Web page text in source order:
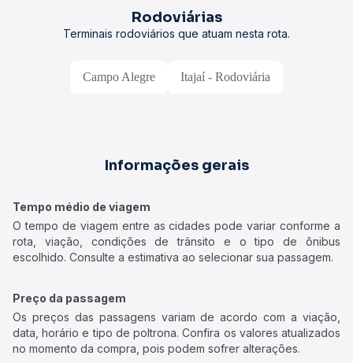
Rodoviárias
Terminais rodoviários que atuam nesta rota.
Campo Alegre Itajaí - Rodoviária
Informações gerais
Tempo médio de viagem
O tempo de viagem entre as cidades pode variar conforme a
rota, viação, condições de trânsito e o tipo de ônibus
escolhido. Consulte a estimativa ao selecionar sua passagem.
Preço da passagem
Os preços das passagens variam de acordo com a viação,
data, horário e tipo de poltrona. Confira os valores atualizados
no momento da compra, pois podem sofrer alterações.